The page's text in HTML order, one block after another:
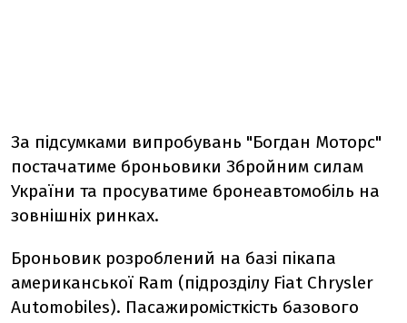
За підсумками випробувань "Богдан Моторс"
постачатиме броньовики Збройним силам
України та просуватиме бронеавтомобіль на
зовнішніх ринках.
Броньовик розроблений на базі пікапа
американської Ram (підрозділу Fiat Chrysler
Automobiles). Пасажиромісткість базового